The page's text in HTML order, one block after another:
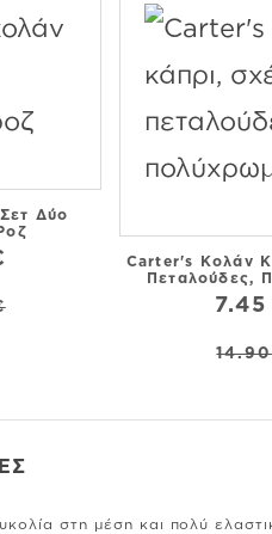
Δύο
Carter's Κολάν
Πεταλούδες,
στη μέση και πολύ